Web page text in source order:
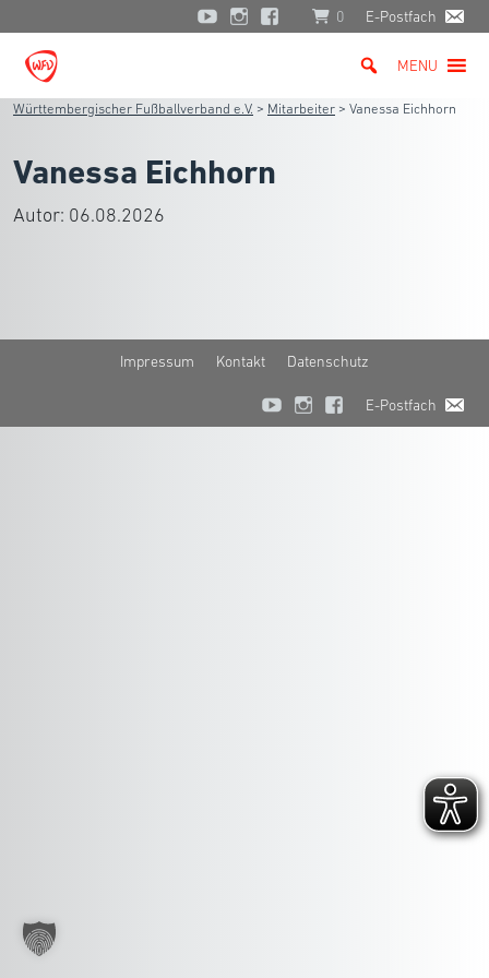
0 E-Postfach
MENU
Württembergischer Fußballverband e.V. > Mitarbeiter > Vanessa Eichhorn
Vanessa Eichhorn
Autor: 06.08.2026
Impressum Kontakt Datenschutz
E-Postfach